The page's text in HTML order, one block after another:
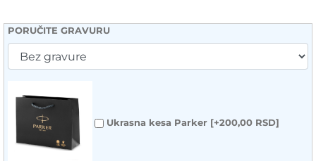
PORUČITE GRAVURU
Ukrasna kesa Parker [+200,00 RSD]